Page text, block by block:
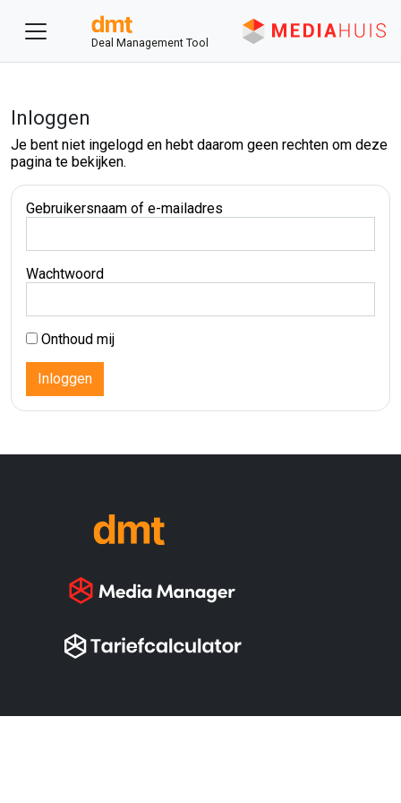
Deal Management Tool
Inloggen
Je bent niet ingelogd en hebt daarom geen rechten om deze
pagina te bekijken.
Gebruikersnaam of e-mailadres
Wachtwoord
Onthoud mij